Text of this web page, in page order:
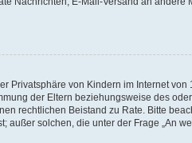
Privatsphäre von Kindern im Internet
der Eltern beziehungsweise des
rechtlichen Beistand zu Rate. Bitte
solchen, die unter der Frage „An